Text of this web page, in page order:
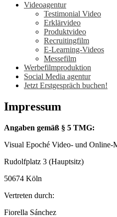
Videoagentur
Testimonial Video
Erklärvideo
Produktvideo
Recruitingfilm
E-Learning-Videos
Messefilm
Werbefilmproduktion
Social Media agentur
Jetzt Erstgespräch buchen!
Impressum
Angaben gemäß § 5 TMG:
Visual Epoché Video- und Online-
Rudolfplatz 3 (Hauptsitz)
50674 Köln
Vertreten durch:
Fiorella Sánchez